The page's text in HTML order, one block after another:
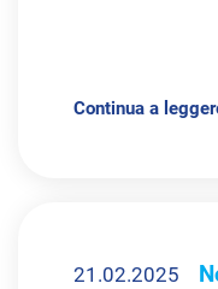
Continua a
21.02.2025